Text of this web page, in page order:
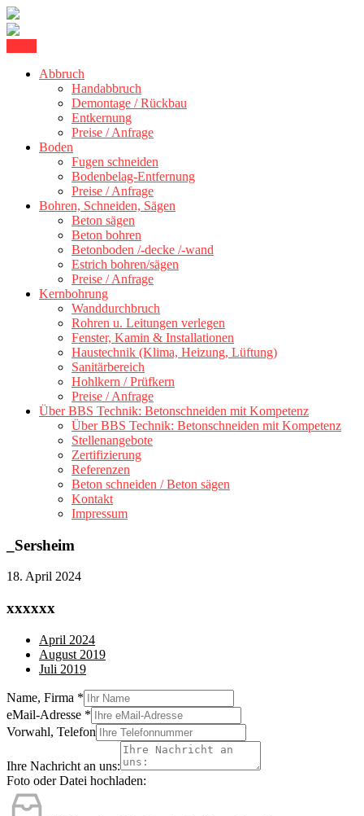
content
Betonschneiden Stuttgart
+ 300 kmAbbruch
Handabbruch
Demontage / Rückbau
Entkernung
Preise / Anfrage
Boden
Fugen schneiden
Bodenbelag-Entfernung
Preise / Anfrage
Bohren, Schneiden, Sägen
Beton sägen
Beton bohren
Betonboden /-decke /-wand
Estrich bohren/sägen
Preise / Anfrage
Kernbohrung
Wanddurchbruch
Rohren u. Leitungen verlegen
Fenster, Kamin & Installationen
Haustechnik (Klima, Heizung, Lüftung)
Sanitärbereich
Hohlkern / Prüfkern
Preise / Anfrage
Über BBS Technik: Betonschneiden mit Kompetenz
Über BBS Technik: Betonschneiden mit Kompetenz
Stellenangebote
Zertifizierung
Referenzen
Beton schneiden / Beton sägen
Kontakt
Impressum
_Sersheim
18. April 2024
xxxxxx
April 2024
August 2019
Juli 2019
Name, Firma *
eMail-Adresse *
Vorwahl, Telefon
Ihre Nachricht an uns:
Foto oder Datei hochladen: